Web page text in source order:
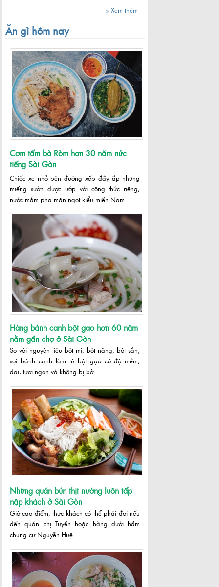
» Xem thêm
Ăn gì hôm nay
Cơm tấm bà Ròm hơn 30 năm nức
tiếng Sài Gòn
Chiếc xe nhỏ bên đường xếp đầy ắp những
miếng sườn được ướp với công thức riêng,
nước mắm pha mặn ngọt kiểu miền Nam.
Hàng bánh canh bột gạo hơn 60 năm
nằm gần chợ ở Sài Gòn
So với nguyên liệu bột mì, bột năng, bột sắn,
sợi bánh canh làm từ bột gạo có độ mềm,
dai, tươi ngon và không bị bở.
Những quán bún thịt nướng luôn tấp
nập khách ở Sài Gòn
Giờ cao điểm, thực khách có thể phải đợi nếu
đến quán chị Tuyền hoặc hàng dưới hầm
chung cư Nguyễn Huệ.